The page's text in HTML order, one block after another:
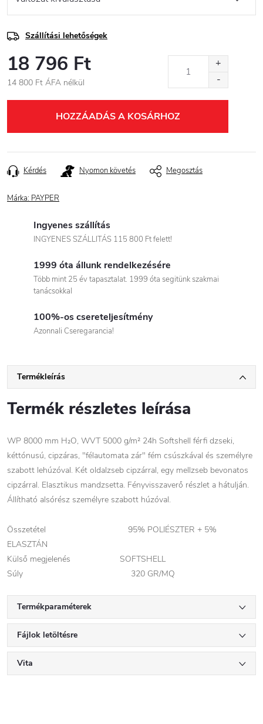
Szállítási lehetőségek
18 796 Ft
14 800 Ft ÁFA nélkül
HOZZÁADÁS A KOSÁRHOZ
Kérdés Nyomon követés Megosztás
Márka: PAYPER
Ingyenes szállítás
INGYENES SZÁLLITÁS 115 800 Ft felett!
1999 óta állunk rendelkezésére
Több mint 25 év tapasztalat. 1999 óta segitünk szakmai
tanácsokkal
100%-os csereteljesítmény
Azonnali Cseregarancia!
Termékleírás
Termék részletes leírása
WP 8000 mm H₂O, WVT 5000 g/m² 24h Softshell férfi dzseki,
kéttónusú, cipzáras, "félautomata zár" fém csúszkával és személyre
szabott lehúzóval. Két oldalzseb cipzárral, egy mellzseb bevonatos
cipzárral. Elasztikus mandzsetta. Fényvisszaverő részlet a hátulján.
Állítható alsórész személyre szabott húzóval.
Összetétel 95% POLIÉSZTER + 5%
ELASZTÁN
Külső megjelenés SOFTSHELL
Súly 320 GR/MQ
Termékparaméterek
Fájlok letöltésre
Vita